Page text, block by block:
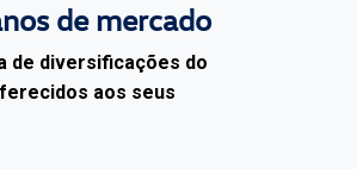
de mercado
de diversificações do
aos seus